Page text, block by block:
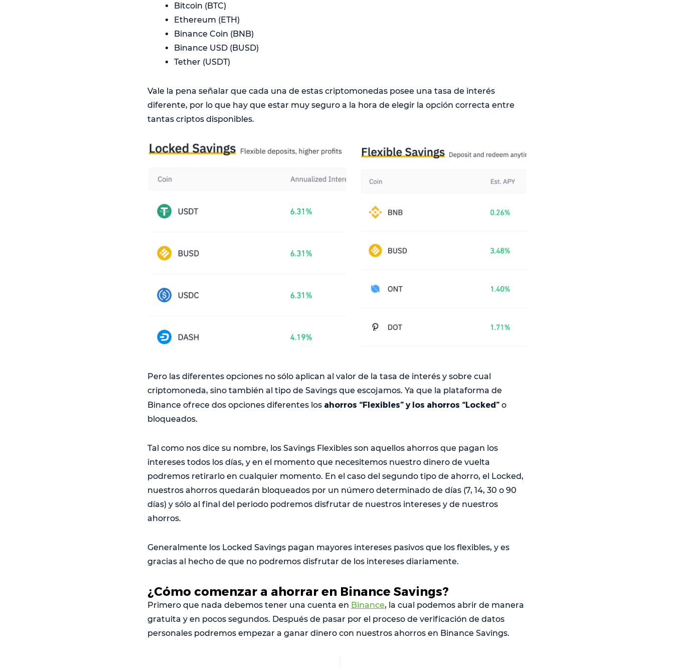
Bitcoin (BTC)
Ethereum (ETH)
Binance Coin (BNB)
Binance USD (BUSD)
Tether (USDT)
Vale la pena señalar que cada una de estas criptomonedas posee una tasa de interés
diferente, por lo que hay que estar muy seguro a la hora de elegir la opción correcta entre
tantas criptos disponibles.
Pero las diferentes opciones no sólo aplican al valor de la tasa de interés y sobre cual
criptomoneda, sino también al tipo de Savings que escojamos. Ya que la plataforma de
Binance ofrece dos opciones diferentes los ahorros “Flexibles” y los ahorros “Locked” o
bloqueados.
Tal como nos dice su nombre, los Savings Flexibles son aquellos ahorros que pagan los
intereses todos los días, y en el momento que necesitemos nuestro dinero de vuelta
podremos retirarlo en cualquier momento. En el caso del segundo tipo de ahorro, el Locked,
nuestros ahorros quedarán bloqueados por un número determinado de días (7, 14, 30 o 90
días) y sólo al final del periodo podremos disfrutar de nuestros intereses y de nuestros
ahorros.
Generalmente los Locked Savings pagan mayores intereses pasivos que los flexibles, y es
gracias al hecho de que no podremos disfrutar de los intereses diariamente.
¿Cómo comenzar a ahorrar en Binance Savings?
Primero que nada debemos tener una cuenta en Binance, la cual podemos abrir de manera
gratuita y en pocos segundos. Después de pasar por el proceso de verificación de datos
personales podremos empezar a ganar dinero con nuestros ahorros en Binance Savings.